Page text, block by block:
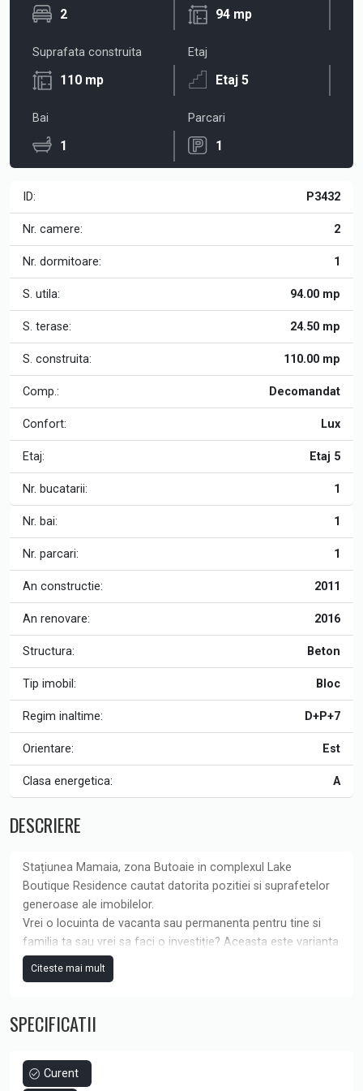
2 94 mp
Suprafata construita
110 mp
Etaj
Etaj 5
Bai
1
Parcari
1
ID: P3432
Nr. camere: 2
Nr. dormitoare: 1
S. utila: 94.00 mp
S. terase: 24.50 mp
S. construita: 110.00 mp
Comp.: Decomandat
Confort: Lux
Etaj: Etaj 5
Nr. bucatarii: 1
Nr. bai: 1
Nr. parcari: 1
An constructie: 2011
An renovare: 2016
Structura: Beton
Tip imobil: Bloc
Regim inaltime: D+P+7
Orientare: Est
Clasa energetica: A
DESCRIERE
Stațiunea Mamaia, zona Butoaie in complexul Lake
Boutique Residence cautat datorita pozitiei si suprafetelor
generoase ale imobilelor.
Vrei o locuinta de vacanta sau permanenta pentru tine si
familia ta sau vrei sa faci o investiție? Aceasta este varianta
ideală pentru tine. Ai oportunitatea sa achizitionezi un
apartament de 2 camere, mobilat si utilat complet, cu o
catre est cu spații vitrate marii ceea ce îl face foarte
luminos. Apartamentul este amenajat complet, cu o
poziționării sale.
Citeste mai mult
SPECIFICATII
Curent